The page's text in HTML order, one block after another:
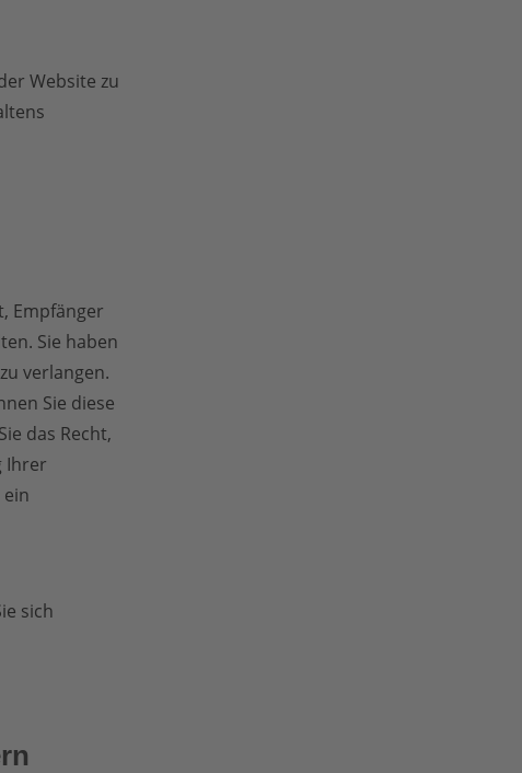
Website zu
Empfänger
Sie haben
verlangen.
Sie diese
das Recht,
Ihrer
sich